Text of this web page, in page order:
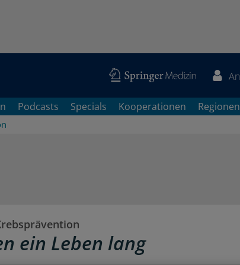
Podcasts Specials Kooperationen Regionen
ein Leben lang